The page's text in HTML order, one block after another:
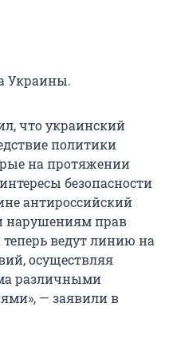
Украины.
что украинский
политики
на протяжении
безопасности
антироссийский
нарушениям прав
ведут линию на
осуществляя
различными
— заявили в